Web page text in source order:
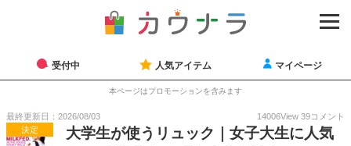
受付中 人気アイテム マイページ
本ページはプロモーションを含みます
最終更新日：2026/08/03 14006View 39コメント
決定
大学生が使うリュック｜女子大生に人気